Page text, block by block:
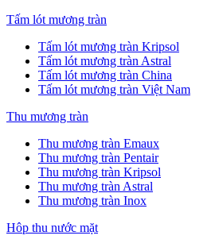
Tấm lót mương tràn
Tấm lót mương tràn Kripsol
Tấm lót mương tràn Astral
Tấm lót mương tràn China
Tấm lót mương tràn Việt Nam
Thu mương tràn
Thu mương tràn Emaux
Thu mương tràn Pentair
Thu mương tràn Kripsol
Thu mương tràn Astral
Thu mương tràn Inox
Hôp thu nước mặt